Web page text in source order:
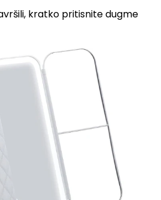
kratko pritisnite dugme